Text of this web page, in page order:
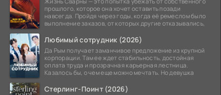
прошлого, которое она хочет оставить позади
навсегда. Пройдя через годы, когда её ремеслом было
выполнение заказов, от которых другие отказывались,
Любимый сотрудник (2026)
Да Рым получает заманчивое предложение из крупной
корпорации. Там ее ждет стабильность, достойная
оплата труда и прозрачная карьерная лестница.
Казалось бы, о чем еще можно мечтать. Но девушка
Стерлинг-Поинт (2026)